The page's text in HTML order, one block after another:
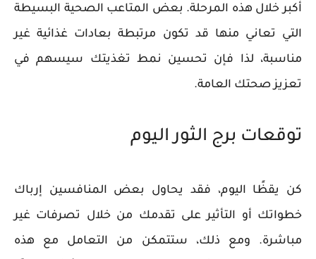
أكبر خلال هذه المرحلة. بعض المتاعب الصحية البسيطة
التي تعاني منها قد تكون مرتبطة بعادات غذائية غير
مناسبة، لذا فإن تحسين نمط تغذيتك سيسهم في
تعزيز صحتك العامة.
توقعات برج الثور اليوم
كن يقظًا اليوم، فقد يحاول بعض المنافسين إرباك
خطواتك أو التأثير على تقدمك من خلال تصرفات غير
مباشرة. ومع ذلك، ستتمكن من التعامل مع هذه